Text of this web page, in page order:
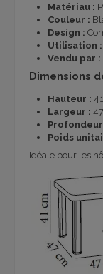
Matériau :
Couleur :
Design :
Utilisation :
Vendu par :
Dimensions
Hauteur :
Largeur :
Profondeur
Poids
Idéale pour les